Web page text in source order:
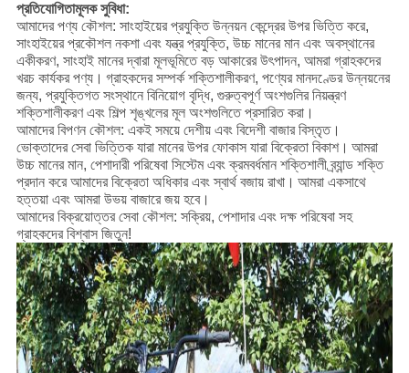
প্রতিযোগিতামূলক সুবিধা:
আমাদের পণ্য কৌশল: সাংহাইয়ের প্রযুক্তি উন্নয়ন কেন্দ্রের উপর ভিত্তি করে,
সাংহাইয়ের প্রকৌশল নকশা এবং যন্ত্র প্রযুক্তি, উচ্চ মানের মান এবং অবস্থানের
একীকরণ, সাংহাই মানের দ্বারা মূলভূমিতে বড় আকারের উৎপাদন, আমরা গ্রাহকদের
খরচ কার্যকর পণ্য। গ্রাহকদের সম্পর্ক শক্তিশালীকরণ, পণ্যের মানদণ্ডের উন্নয়নের
জন্য, প্রযুক্তিগত সংস্থানে বিনিয়োগ বৃদ্ধি, গুরুত্বপূর্ণ অংশগুলির নিয়ন্ত্রণ
শক্তিশালীকরণ এবং শিল্প শৃঙ্খলের মূল অংশগুলিতে প্রসারিত করা।
আমাদের বিপণন কৌশল: একই সময়ে দেশীয় এবং বিদেশী বাজার বিস্তৃত।
ভোক্তাদের সেবা ভিত্তিক যারা মানের উপর ফোকাস যারা বিক্রেতা বিকাশ। আমরা
উচ্চ মানের মান, পেশাদারী পরিষেবা সিস্টেম এবং ক্রমবর্ধমান শক্তিশালী ব্র্যান্ড শক্তি
প্রদান করে আমাদের বিক্রেতা অধিকার এবং স্বার্থ বজায় রাখা। আমরা একসাথে
হত্তয়া এবং আমরা উভয় বাজারে জয় হবে।
আমাদের বিক্রয়োত্তর সেবা কৌশল: সক্রিয়, পেশাদার এবং দক্ষ পরিষেবা সহ
গ্রাহকদের বিশ্বাস জিতুন!